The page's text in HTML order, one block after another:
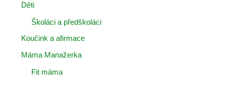
Děti
Školáci a předškoláci
Koučink a afirmace
Máma Manažerka
Fit máma